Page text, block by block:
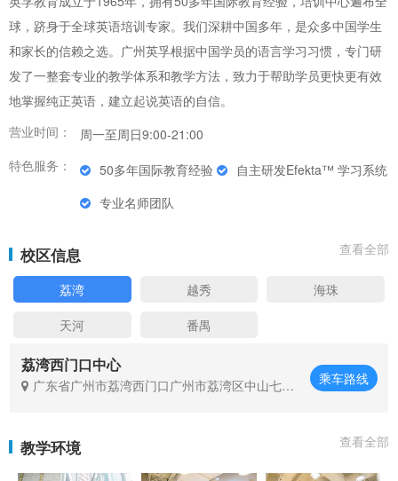
球，跻身于全球英语培训专家。我们深耕中国多年，是众多中国学生
和家长的信赖之选。广州英孚根据中国学员的语言学习习惯，专门研
发了一整套专业的教学体系和教学方法，致力于帮助学员更快更有效
地掌握纯正英语，建立起说英语的自信。
营业时间：
周一至周日9:00-21:00
特色服务：
50多年国际教育经验
自主研发Efekta™ 学习系统
专业名师团队
校区信息 查看全部
荔湾 越秀
海珠
天河
番禺
荔湾西门口中心
广东省广州市荔湾西门口广州市荔湾区中山七路5
乘车路线
教学环境 查看全部